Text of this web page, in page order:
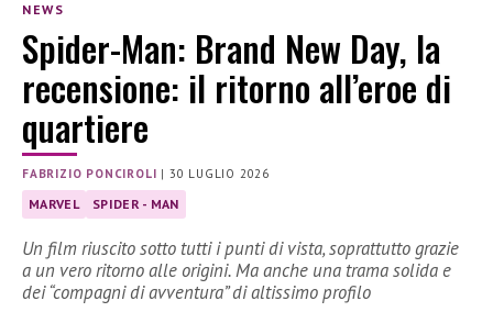
NEWS
Spider-Man: Brand New Day, la
recensione: il ritorno all’eroe di
quartiere
FABRIZIO PONCIROLI | 30 LUGLIO 2026
MARVEL SPIDER - MAN
Un film riuscito sotto tutti i punti di vista, soprattutto grazie
a un vero ritorno alle origini. Ma anche una trama solida e
dei “compagni di avventura” di altissimo profilo